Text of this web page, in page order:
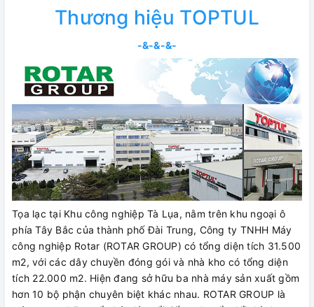
Thương hiệu TOPTUL
-&-&-&-
Tọa lạc tại Khu công nghiệp Tà Lụa, nằm trên khu ngoại ô
phía Tây Bắc của thành phố Đài Trung, Công ty TNHH Máy
công nghiệp Rotar (ROTAR GROUP) có tổng diện tích 31.500
m2, với các dây chuyền đóng gói và nhà kho có tổng diện
tích 22.000 m2. Hiện đang sở hữu ba nhà máy sản xuất gồm
hơn 10 bộ phận chuyên biệt khác nhau. ROTAR GROUP là